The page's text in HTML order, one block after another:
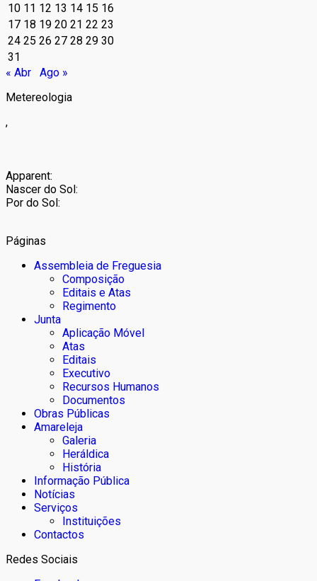
10 11 12 13 14 15 16
17 18 19 20 21 22 23
24 25 26 27 28 29 30
31
« Abr
Ago »
Metereologia
,
Apparent:
Nascer do Sol:
Por do Sol:
Páginas
Assembleia de Freguesia
Composição
Editais e Atas
Regimento
Junta
Aplicação Móvel
Atas
Editais
Executivo
Recursos Humanos
Documentos
Obras Públicas
Amareleja
Galeria
Heráldica
História
Informação Pública
Notícias
Serviços
Instituições
Contactos
Redes Sociais